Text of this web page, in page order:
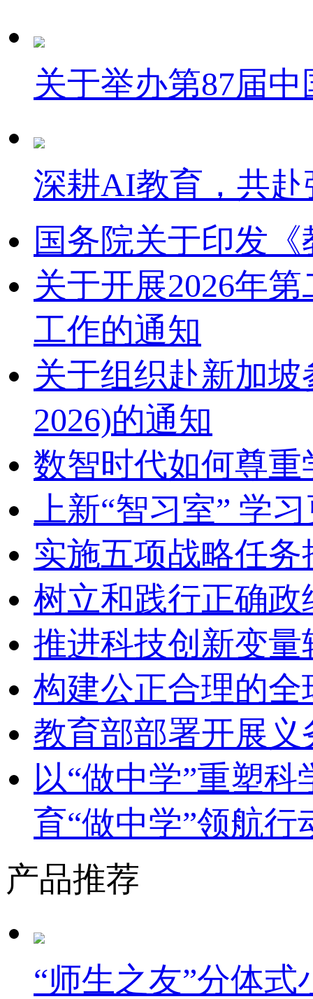
关于举办第87届
深耕AI教育，共
国务院关于印发
关于开展2026年
工作的通知
关于组织赴新加坡
2026)的通知
数智时代如何尊重
上新“智习室” 学
实施五项战略任
树立和践行正确
推进科技创新变
构建公正合理的
教育部部署开展义
以“做中学”重塑
育“做中学”领航行
产品推荐
“师生之友”分体